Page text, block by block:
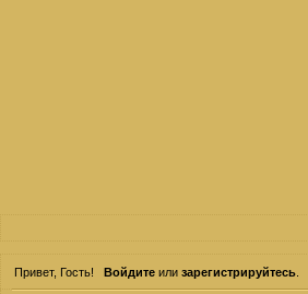
Привет, Гость! Войдитеили зарегистрируйтесь.